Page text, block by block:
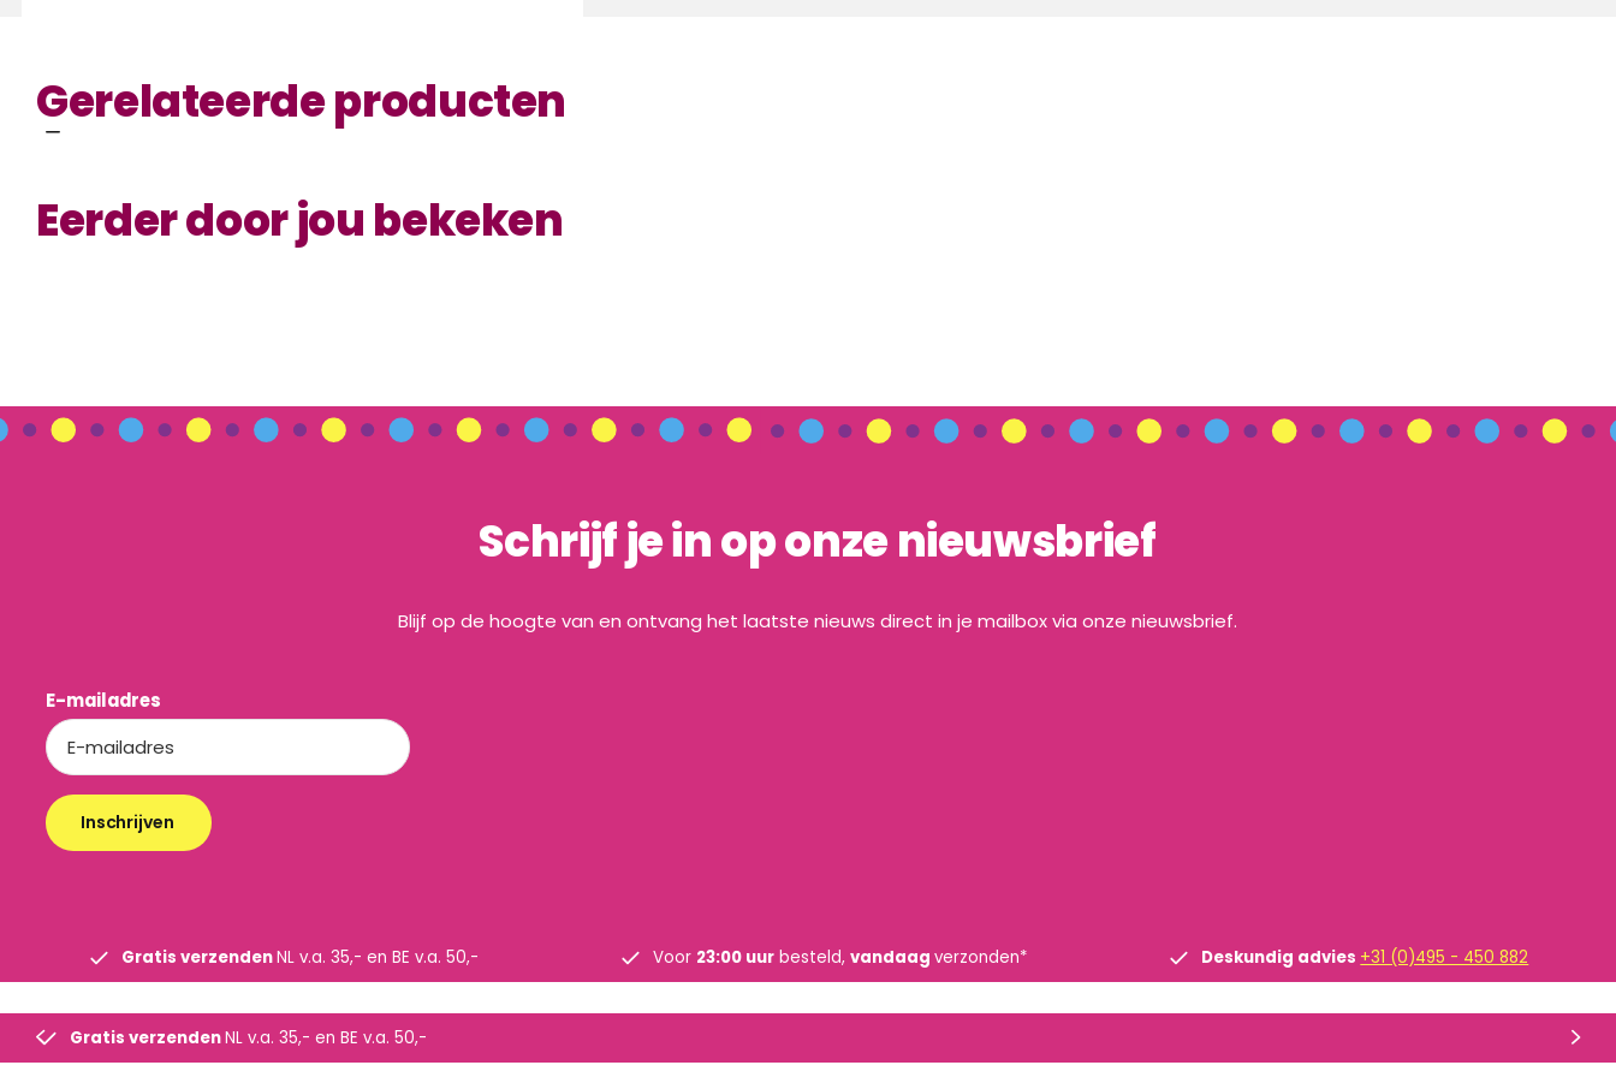
Gerelateerde producten
Eerder door jou bekeken
Schrijf je in op onze nieuwsbrief
Blijf op de hoogte van en ontvang het laatste nieuws direct in je mailbox via onze nieuwsbrief.
E-mailadres
Inschrijven
Gratis verzendenNL v.a. 35,- en BE v.a. 50,- Voor 23:00 uurbesteld, vandaag verzonden* Deskundig advies +31 (0)495 - 450 882
Gratis verzendenNL v.a. 35,- en BE v.a. 50,-